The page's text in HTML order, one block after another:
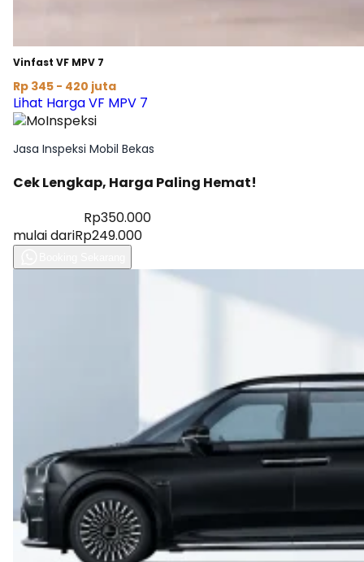
Vinfast VF MPV 7
Rp 345 - 420 juta
Lihat Harga VF MPV 7
Jasa Inspeksi Mobil Bekas
Cek Lengkap, Harga Paling Hemat!
Rp350.000
mulai dariRp249.000